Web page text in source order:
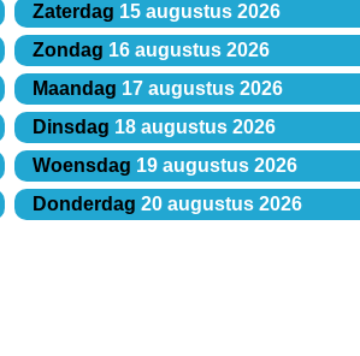
Zaterdag 15 augustus 2026
Zondag 16 augustus 2026
Maandag 17 augustus 2026
Dinsdag 18 augustus 2026
Woensdag 19 augustus 2026
Donderdag 20 augustus 2026